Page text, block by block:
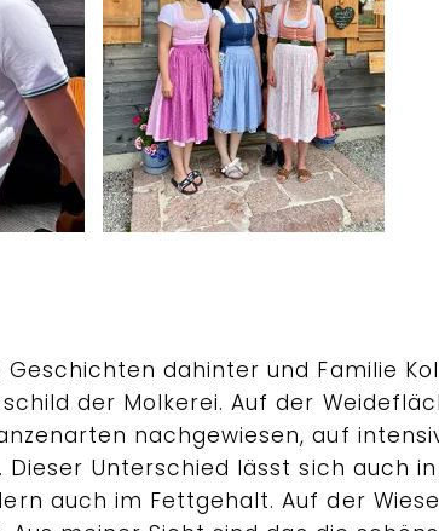
dahinter und Familie
der Molkerei. Auf der
nachgewiesen, auf
Dieser Unterschied lässt sich auch
auch im Fettgehalt. Auf der